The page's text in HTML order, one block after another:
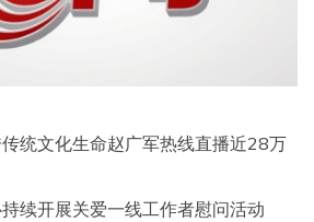
统文化生命赵广军热线直播近28万
续开展关爱一线工作者慰问活动